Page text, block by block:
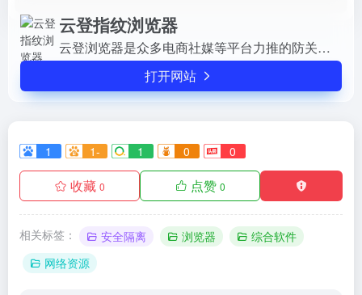
云登指纹浏览器
云登浏览器是众多电商社媒等平台力推的防关联指纹浏览器,为多店铺运营,账号矩阵营销等提供浏览器多开,多窗口同步,RPA机器人操作功能,让批量运营得到多账号防关联等安全保障。
打开网站
1 1- 1 0 0
收藏 0 点赞 0
相关标签： 安全隔离 浏览器
综合软件
网络资源